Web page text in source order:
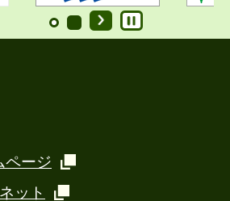
ページ
ット